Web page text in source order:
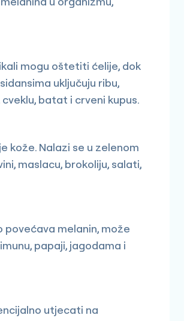
mogu oštetiti ćelije, dok
uključuju ribu,
batat i crveni kupus.
kože. Nalazi se u zelenom
maslacu, brokoliju, salati,
melanin, može
papaji, jagodama i
utjecati na